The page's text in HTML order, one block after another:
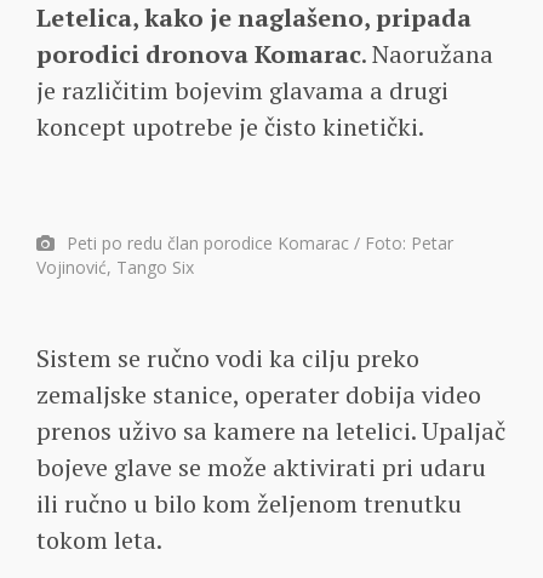
Letelica, kako je naglašeno, pripada
porodici dronova Komarac. Naoružana
je različitim bojevim glavama a drugi
koncept upotrebe je čisto kinetički.
Peti po redu član porodice Komarac / Foto: Petar
Vojinović, Tango Six
Sistem se ručno vodi ka cilju preko
zemaljske stanice, operater dobija video
prenos uživo sa kamere na letelici. Upaljač
bojeve glave se može aktivirati pri udaru
ili ručno u bilo kom željenom trenutku
tokom leta.